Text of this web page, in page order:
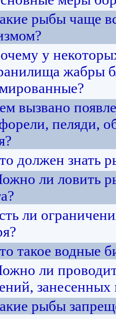
рыбы чаще
у
жабры
вызвано
пеляди,
должен знать
ли ловить
ли
такое водные
ли
рыбы